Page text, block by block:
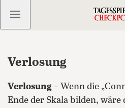
Kostenlos anmelden
Verlosung
Verlosung – Wenn die
Ende der Skala bilden, wäre